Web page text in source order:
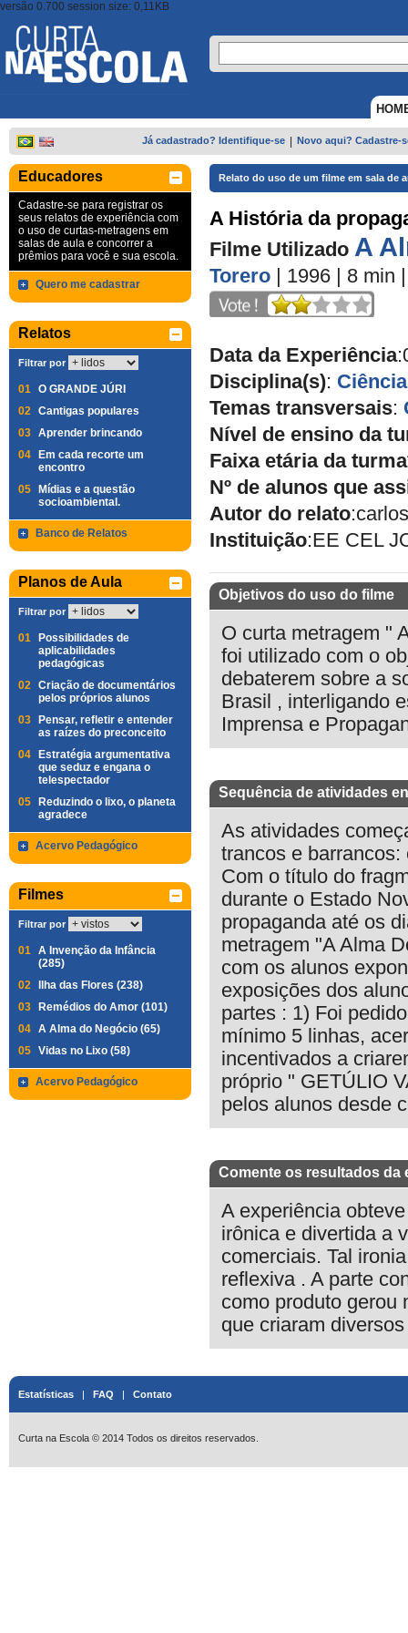
versão 0.700 session size: 0,11KB
Já cadastrado? Identifique-se Novo aqui? Cadastre-
Educadores
Cadastre-se para registrar os
seus relatos de experiência com
o uso de curtas-metragens em
salas de aula e concorrer a
prêmios para você e sua escola.
Quero me cadastrar
Relatos
Filtrar por
01 O GRANDE JÚRI
02 Cantigas populares
03 Aprender brincando
04
Em cada recorte um
encontro
05
Mídias e a questão
socioambiental.
Banco de Relatos
Planos de Aula
Filtrar por
01
Possibilidades de
aplicabilidades
pedagógicas
02 Criação de documentários
pelos próprios alunos
03
Pensar, refletir e entender
as raízes do preconceito
04
Estratégia argumentativa
que seduz e engana o
telespectador
05
Reduzindo o lixo, o planeta
agradece
Acervo Pedagógico
Filmes
Filtrar por
01 A Invenção da Infância
(285)
02
Ilha das Flores (238)
03
Remédios do Amor (101)
04 A Alma do Negócio (65)
05 Vidas no Lixo (58)
Acervo Pedagógico
Relato do uso de um filme em sala de
A História da
Filme Utilizado A
Torero | 1996 | 8 min
Data da Experiência:
Disciplina(s):
Temas transversais:
Nível de ensino da
Faixa etária da
Nº de alunos que
Autor do relato:
Instituição:EE CEL
Objetivos do uso do filme
O curta metragem "
foi utilizado com o
debaterem sobre a
Brasil , interligando
Imprensa e
Sequência de atividades
As atividades
trancos e
Com o título do
durante o Estado
propaganda até os
metragem "A Alma
com os alunos
exposições dos
partes : 1) Foi
mínimo 5 linhas,
incentivados a
próprio " GETÚLIO
pelos alunos desde
Comente os resultados da
A experiência
irônica e divertida a
comerciais. Tal
reflexiva . A parte
como produto gerou
que criaram
Estatísticas | FAQ | Contato
Curta na Escola © 2014 Todos os direitos reservados.